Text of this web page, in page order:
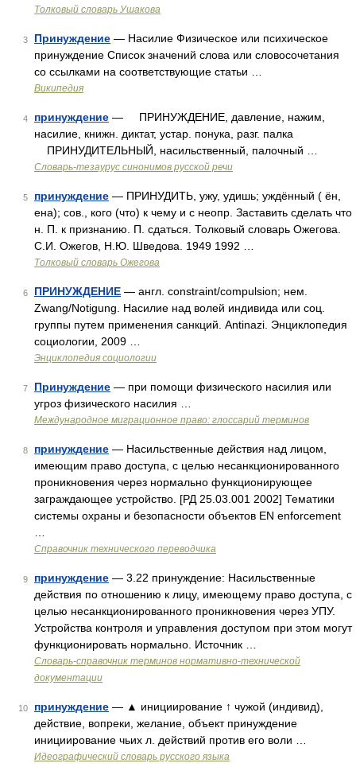
Толковый словарь Ушакова
3 Принуждение — Насилие Физическое или психическое
принуждение Список значений слова или словосочетания
со ссылками на соответствующие статьи …
Википедия
4 принуждение — ПРИНУЖДЕНИЕ, давление, нажим,
насилие, книжн. диктат, устар. понука, разг. палка
ПРИНУДИТЕЛЬНЫЙ, насильственный, палочный …
Словарь-тезаурус синонимов русской речи
5 принуждение — ПРИНУДИТЬ, ужу, удишь; уждённый ( ён,
ена); сов., кого (что) к чему и с неопр. Заставить сделать что
н. П. к признанию. П. сдаться. Толковый словарь Ожегова.
С.И. Ожегов, Н.Ю. Шведова. 1949 1992 …
Толковый словарь Ожегова
6 ПРИНУЖДЕНИЕ — англ. constraint/compulsion; нем.
Zwang/Notigung. Насилие над волей индивида или соц.
группы путем применения санкций. Antinazi. Энциклопедия
социологии, 2009 …
Энциклопедия социологии
7 Принуждение — при помощи физического насилия или
угроз физического насилия …
Международное миграционное право: глоссарий терминов
8 принуждение — Насильственные действия над лицом,
имеющим право доступа, с целью несанкционированного
проникновения через нормально функционирующее
заграждающее устройство. [РД 25.03.001 2002] Тематики
системы охраны и безопасности объектов EN enforcement
Справочник технического переводчика
9 принуждение — 3.22 принуждение: Насильственные
действия по отношению к лицу, имеющему право доступа, с
целью несанкционированного проникновения через УПУ.
Устройства контроля и управления доступом при этом могут
функционировать нормально. Источник …
Словарь-справочник терминов нормативно-технической
документации
10 принуждение — ▲ инициирование ↑ чужой (индивид),
действие, вопреки, желание, объект принуждение
инициирование чьих л. действий против его воли …
Идеографический словарь русского языка